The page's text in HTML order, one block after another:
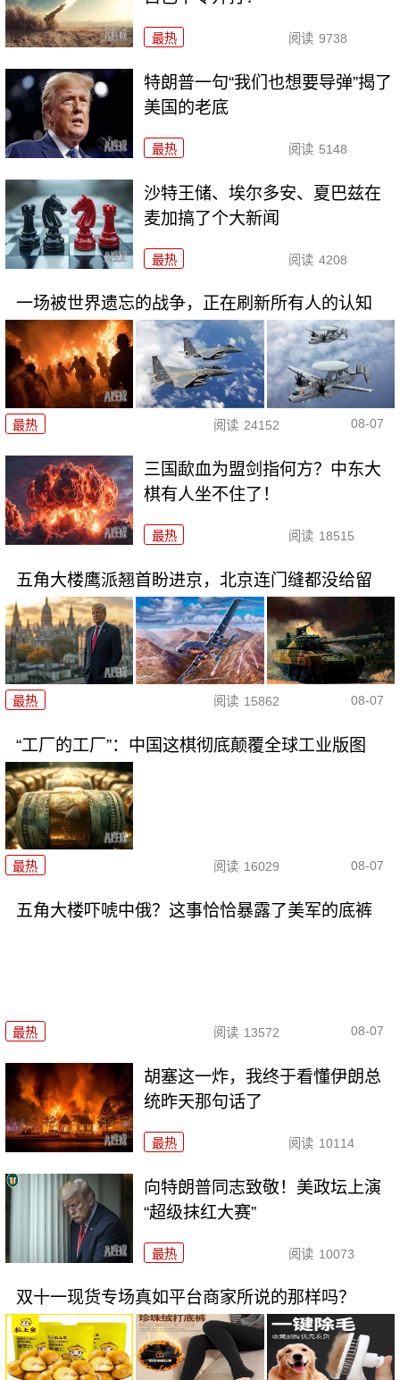
最热 阅读 9738
特朗普一句“我们也想要导弹”揭了
美国的老底
最热 阅读 5148
沙特王储、埃尔多安、夏巴兹在
麦加搞了个大新闻
最热 阅读 4208
一场被世界遗忘的战争，正在刷新所有人的认知
最热 阅读 24152 08-07
三国歃血为盟剑指何方？中东大
棋有人坐不住了！
最热 阅读 18515
五角大楼鹰派翘首盼进京，北京连门缝都没给留
最热 阅读 15862 08-07
“工厂的工厂”：中国这棋彻底颠覆全球工业版图
最热 阅读 16029 08-07
五角大楼吓唬中俄？这事恰恰暴露了美军的底裤
最热 阅读 13572 08-07
胡塞这一炸，我终于看懂伊朗总
统昨天那句话了
最热 阅读 10114
向特朗普同志致敬！美政坛上演
“超级抹红大赛”
最热 阅读 10073
双十一现货专场真如平台商家所说的那样吗？